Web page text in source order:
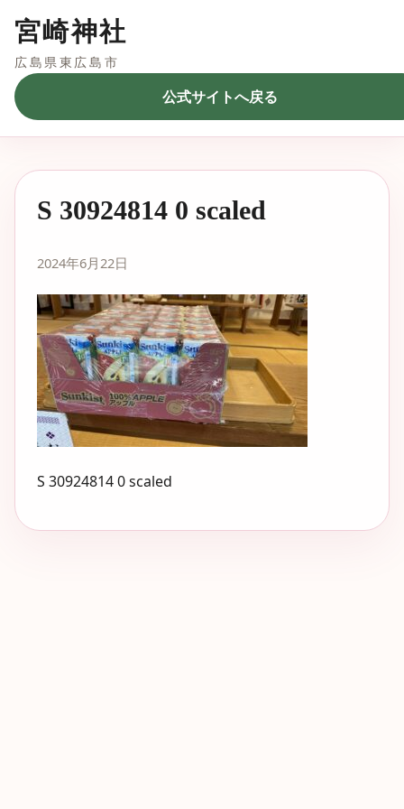
宮崎神社
広島県東広島市
公式サイトへ戻る
S 30924814 0 scaled
2024年6月22日
S 30924814 0 scaled